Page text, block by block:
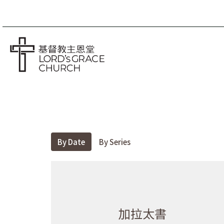
By Date By Series
加拉太書